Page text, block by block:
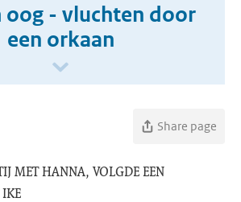
oog - vluchten door
een orkaan
Share page
MET HANNA, VOLGDE EEN